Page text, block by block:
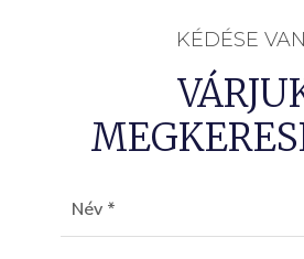
KÉDÉSE